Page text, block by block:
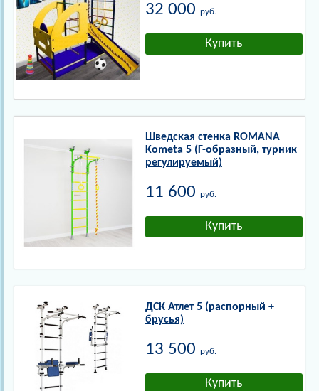
32 000 руб.
Шведская стенка ROMANA
Kometa 5 (Г-образный, турник
регулируемый)
11 600 руб.
ДСК Атлет 5 (распорный +
брусья)
13 500 руб.